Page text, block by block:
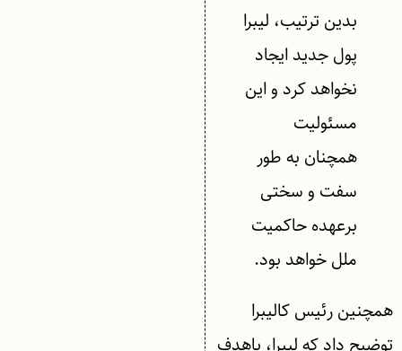
بدین ترتیب، لیبرا
پول جدید ایجاد
نخواهد کرد و این
مسئولیت
همچنان به طور
سفت و سختی
برعهده حاکمیت
ملل خواهد بود.
همچنین رئیس کالیبرا